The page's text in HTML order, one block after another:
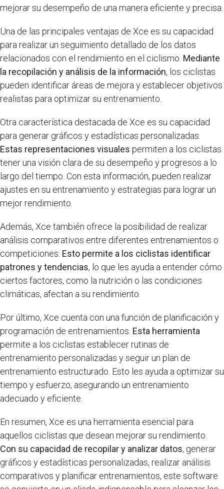
mejorar su desempeño de una manera eficiente y precisa.
Una de las principales ventajas de Xce es su capacidad
para realizar un seguimiento detallado de los datos
relacionados con el rendimiento en el ciclismo. Mediante
la recopilación y análisis de la información, los ciclistas
pueden identificar áreas de mejora y establecer objetivos
realistas para optimizar su entrenamiento.
Otra característica destacada de Xce es su capacidad
para generar gráficos y estadísticas personalizadas.
Estas representaciones visuales permiten a los ciclistas
tener una visión clara de su desempeño y progresos a lo
largo del tiempo. Con esta información, pueden realizar
ajustes en su entrenamiento y estrategias para lograr un
mejor rendimiento.
Además, Xce también ofrece la posibilidad de realizar
análisis comparativos entre diferentes entrenamientos o
competiciones. Esto permite a los ciclistas identificar
patrones y tendencias, lo que les ayuda a entender cómo
ciertos factores, como la nutrición o las condiciones
climáticas, afectan a su rendimiento.
Por último, Xce cuenta con una función de planificación y
programación de entrenamientos. Esta herramienta
permite a los ciclistas establecer rutinas de
entrenamiento personalizadas y seguir un plan de
entrenamiento estructurado. Esto les ayuda a optimizar su
tiempo y esfuerzo, asegurando un entrenamiento
adecuado y eficiente.
En resumen, Xce es una herramienta esencial para
aquellos ciclistas que desean mejorar su rendimiento.
Con su capacidad de recopilar y analizar datos, generar
gráficos y estadísticas personalizadas, realizar análisis
comparativos y planificar entrenamientos, este software